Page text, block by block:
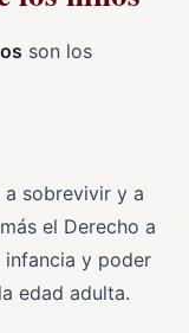
son los
a sobrevivir y a
el Derecho a
y poder
edad adulta.